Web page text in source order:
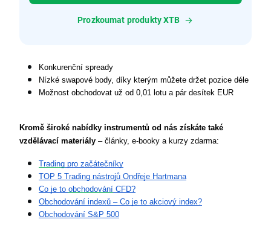
Prozkoumat produkty XTB
Konkurenční spready
Nízké swapové body, díky kterým můžete držet pozice déle
Možnost obchodovat už od 0,01 lotu a pár desítek EUR
Kromě široké nabídky instrumentů od nás získáte také
vzdělávací materiály – články, e-booky a kurzy zdarma:
Trading pro začátečníky
TOP 5 Trading nástrojů Ondřeje Hartmana
Co je to obchodování CFD?
Obchodování indexů – Co je to akciový index?
Obchodování S&P 500